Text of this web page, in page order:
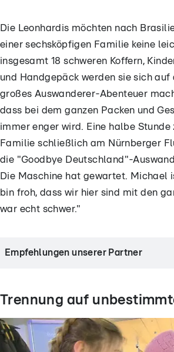
Die Leonhardis möchten nach
einer sechsköpfigen Familie keine
insgesamt 18 schweren Koffern,
und Handgepäck werden sie sich auf
großes Auswanderer-Abenteuer
dass bei dem ganzen Packen und
immer enger wird. Eine halbe
Familie schließlich am Nürnberger
die "Goodbye Deutschland"-
Die Maschine hat gewartet. Michael
bin froh, dass wir hier sind mit den
war echt schwer."
Empfehlungen unserer Partner
Trennung auf